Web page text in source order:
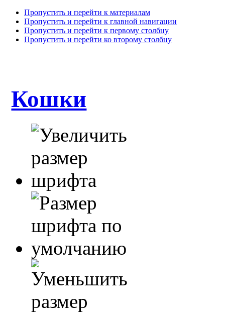
Пропустить и перейти к материалам
Пропустить и перейти к главной навигации
Пропустить и перейти к первому столбцу
Пропустить и перейти ко второму столбцу
Кошки